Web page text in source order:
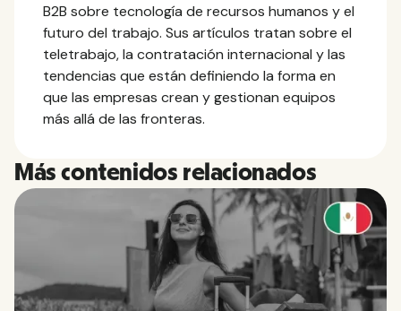
B2B sobre tecnología de recursos humanos y el
futuro del trabajo. Sus artículos tratan sobre el
teletrabajo, la contratación internacional y las
tendencias que están definiendo la forma en
que las empresas crean y gestionan equipos
más allá de las fronteras.
Más contenidos relacionados